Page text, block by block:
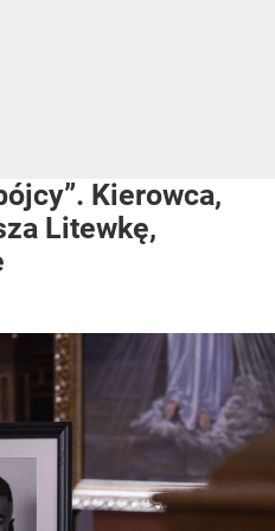
Kierowca,
Litewkę,